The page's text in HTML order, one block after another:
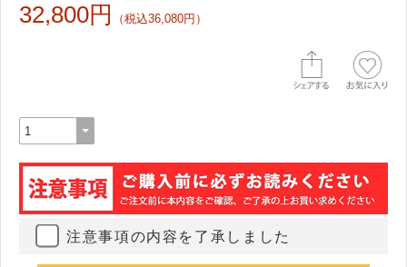
32,800円 （税込36,080円）
注意事項の内容を了承しました